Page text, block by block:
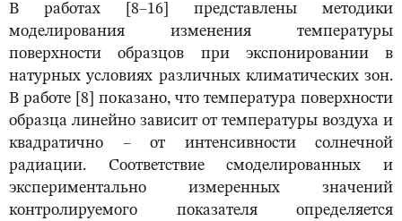
В работах [8–16] представлены методики
моделирования изменения температуры
поверхности образцов при экспонировании в
натурных условиях различных климатических зон.
В работе [8] показано, что температура поверхности
образца линейно зависит от температуры воздуха и
квадратично – от интенсивности солнечной
радиации. Соответствие смоделированных и
экспериментально измеренных значений
контролируемого показателя определяется